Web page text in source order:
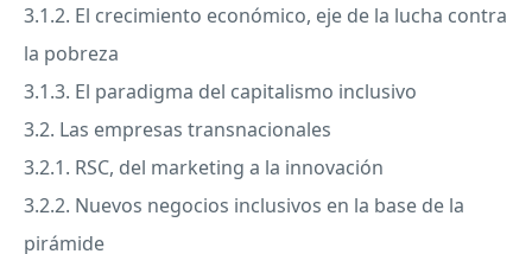
3.1.2. El crecimiento económico, eje de la lucha contra
la pobreza
3.1.3. El paradigma del capitalismo inclusivo
3.2. Las empresas transnacionales
3.2.1. RSC, del marketing a la innovación
3.2.2. Nuevos negocios inclusivos en la base de la
pirámide